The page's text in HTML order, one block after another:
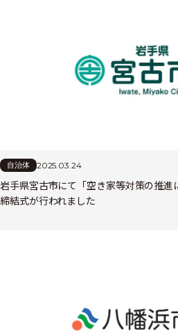
自治体 2025.03.24
岩手県宮古市にて「空き家等対策の推進
締結式が行われました